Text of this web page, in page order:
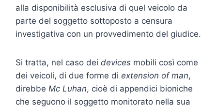
alla disponibilità esclusiva di quel veicolo da
parte del soggetto sottoposto a censura
investigativa con un provvedimento del giudice.
Si tratta, nel caso dei devices mobili così come
dei veicoli, di due forme di extension of man,
direbbe Mc Luhan, cioè di appendici bioniche
che seguono il soggetto monitorato nella sua